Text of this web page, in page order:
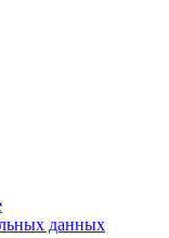
данных